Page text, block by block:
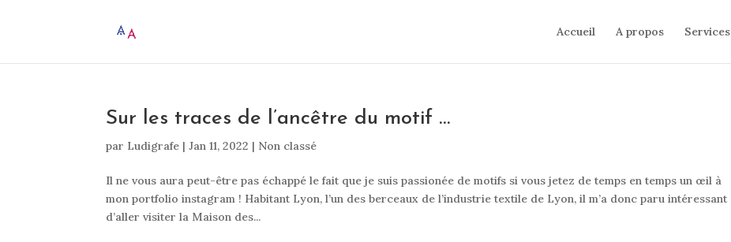
Accueil A propos Services
Sur les traces de l’ancêtre du motif …
par Ludigrafe |Jan 11, 2022 | Non classé
Il ne vous aura peut-être pas échappé le fait que je suis passionée de motifs si vous jetez de temps en temps un œil à
mon portfolio instagram ! Habitant Lyon, l’un des berceaux de l’industrie textile de Lyon, il m’a donc paru intéressant
d’aller visiter la Maison des...